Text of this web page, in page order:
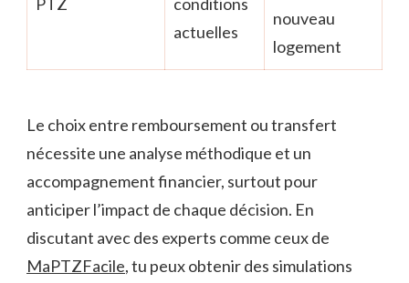
actuelles
nouveau
logement
Le choix entre remboursement ou transfert
nécessite une analyse méthodique et un
accompagnement financier, surtout pour
anticiper l’impact de chaque décision. En
discutant avec des experts comme ceux de
MaPTZFacile, tu peux obtenir des simulations